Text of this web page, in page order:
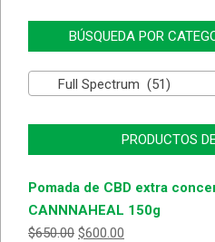
BÚSQUEDA POR
Full Spectrum (51)
PRODUCTOS
Pomada de CBD extra
CANNNAHEAL 150g
$650.00 $600.00